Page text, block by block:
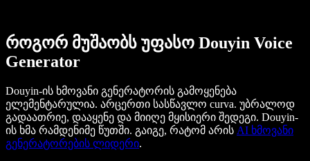
როგორ მუშაობს უფასო Douyin Voice
Generator
Douyin-ის ხმოვანი გენერატორის გამოყენება
ელემენტარულია. არცერთი სასწავლო curva. უბრალოდ
გადაათრიე, დააყენე და მიიღე მყისიერი შედეგი. Douyin-
ის ხმა რამდენიმე წუთში. გაიგე, რატომ არის AI ხმოვანი
გენერატორების ლიდერი.